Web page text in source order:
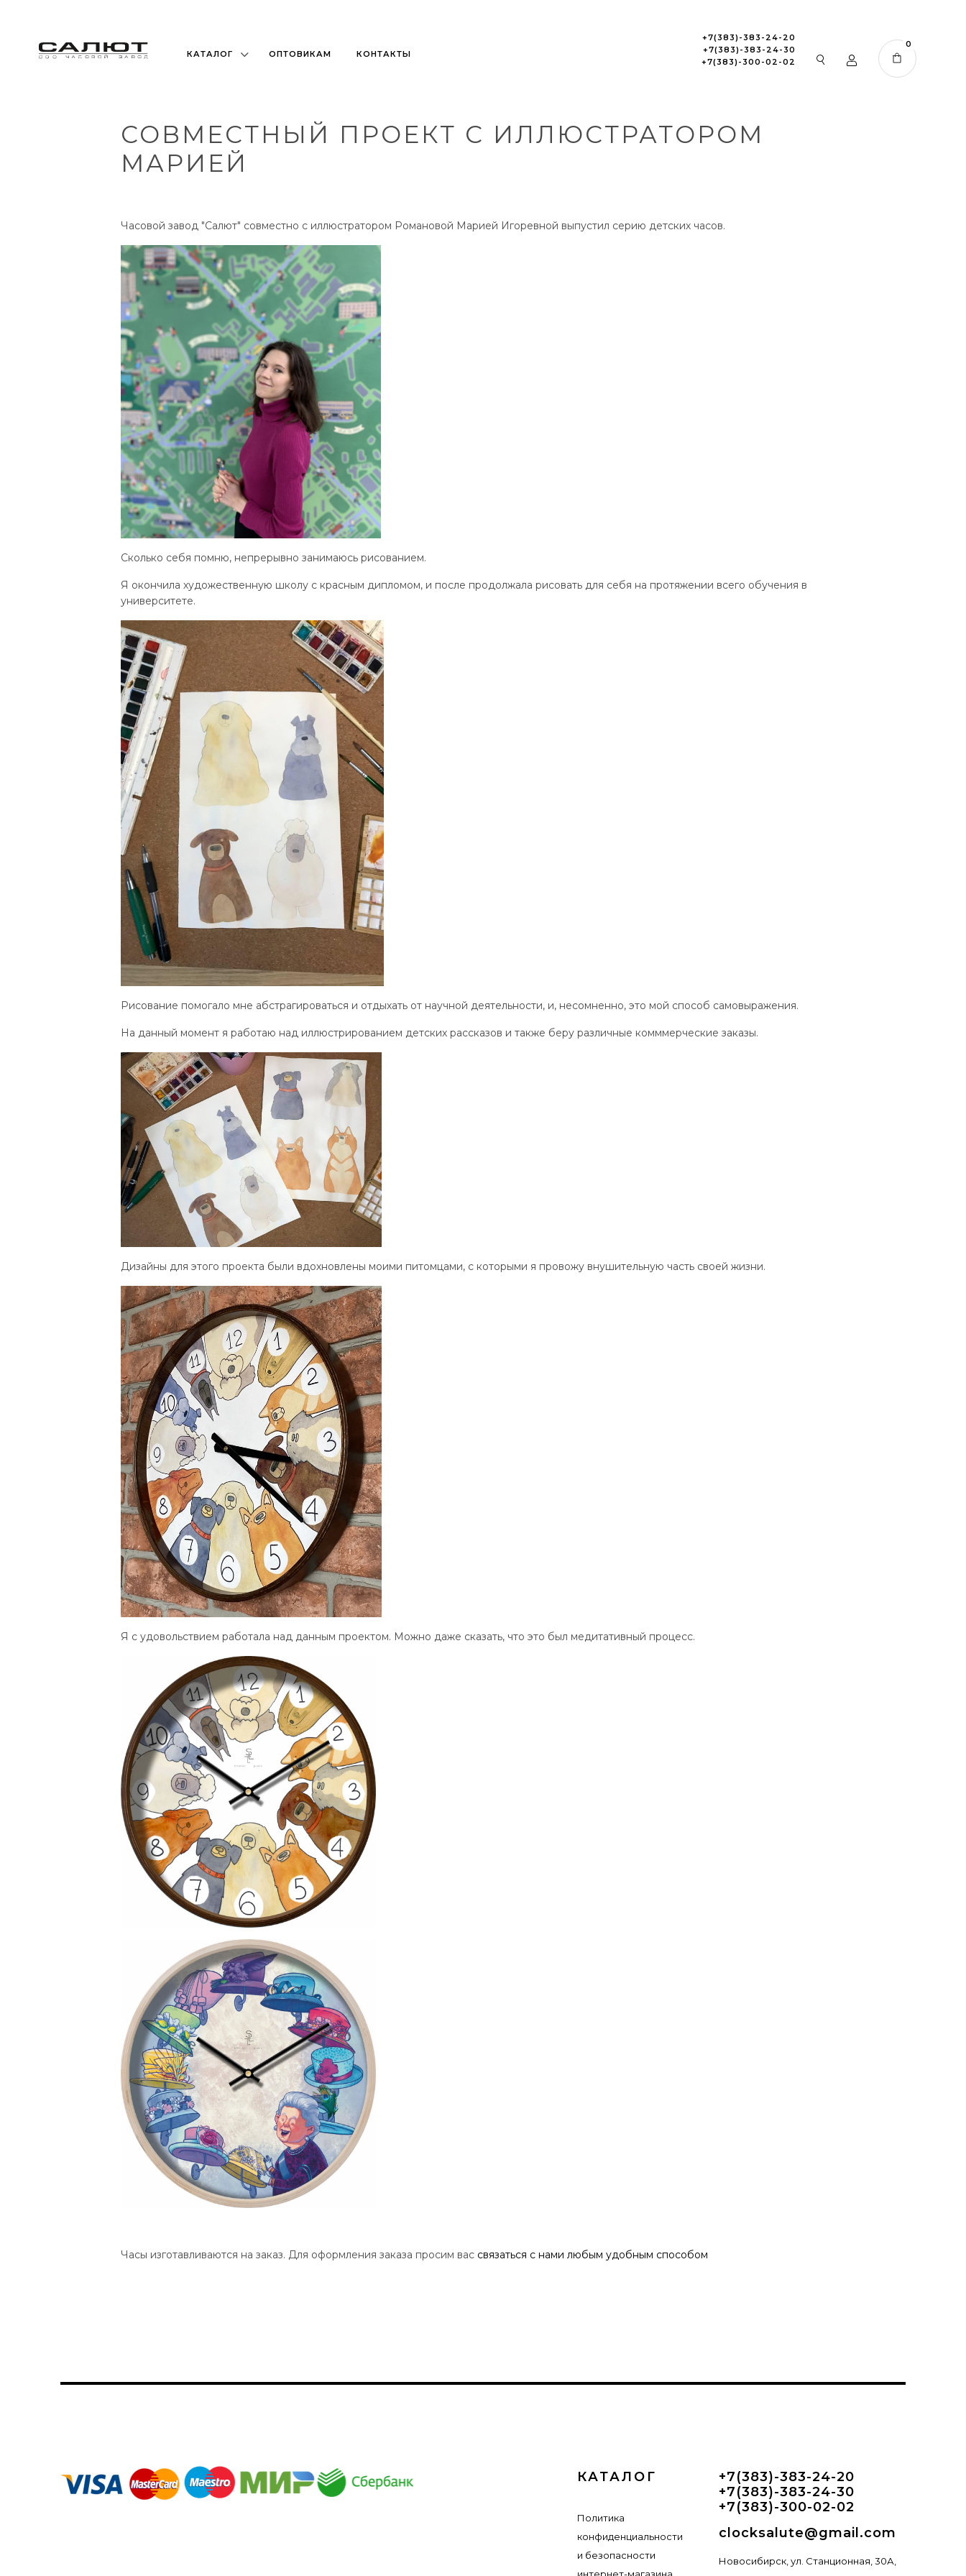
КАТАЛОГ ОПТОВИКАМ КОНТАКТЫ
+7(383)-383-24-20
+7(383)-383-24-30
+7(383)-300-02-02
0
СОВМЕСТНЫЙ ПРОЕКТ С ИЛЛЮСТРАТОРОМ
МАРИЕЙ
Часовой завод "Салют" совместно с иллюстратором Романовой Марией Игоревной выпустил серию детских часов.
Сколько себя помню, непрерывно занимаюсь рисованием.
Я окончила художественную школу с красным дипломом, и после продолжала рисовать для себя на протяжении всего обучения в
университете.
Рисование помогало мне абстрагироваться и отдыхать от научной деятельности, и, несомненно, это мой способ самовыражения.
На данный момент я работаю над иллюстрированием детских рассказов и также беру различные комммерческие заказы.
Дизайны для этого проекта были вдохновлены моими питомцами, с которыми я провожу внушительную часть своей жизни.
Я с удовольствием работала над данным проектом. Можно даже сказать, что это был медитативный процесс.
Часы изготавливаются на заказ. Для оформления заказа просим вас связаться с нами любым удобным способом
КАТАЛОГ
Политика
конфиденциальности
и безопасности
+7(383)-383-24-20
+7(383)-383-24-30
+7(383)-300-02-02
clocksalute@gmail.com
Новосибирск, ул. Станционная, 30А,